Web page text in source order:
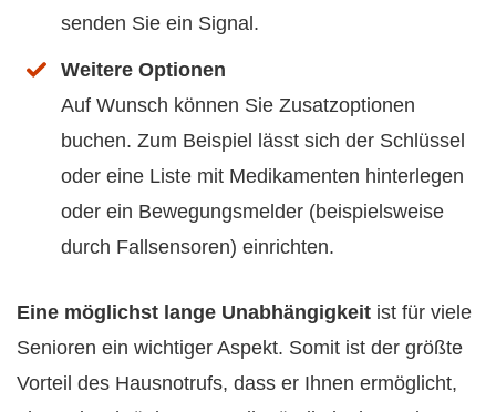
senden Sie ein Signal.
Weitere Optionen
Auf Wunsch können Sie Zusatzoptionen
buchen. Zum Beispiel lässt sich der Schlüssel
oder eine Liste mit Medikamenten hinterlegen
oder ein Bewegungsmelder (beispielsweise
durch Fallsensoren) einrichten.
Eine möglichst lange Unabhängigkeit ist für viele
Senioren ein wichtiger Aspekt. Somit ist der größte
Vorteil des Hausnotrufs, dass er Ihnen ermöglicht,